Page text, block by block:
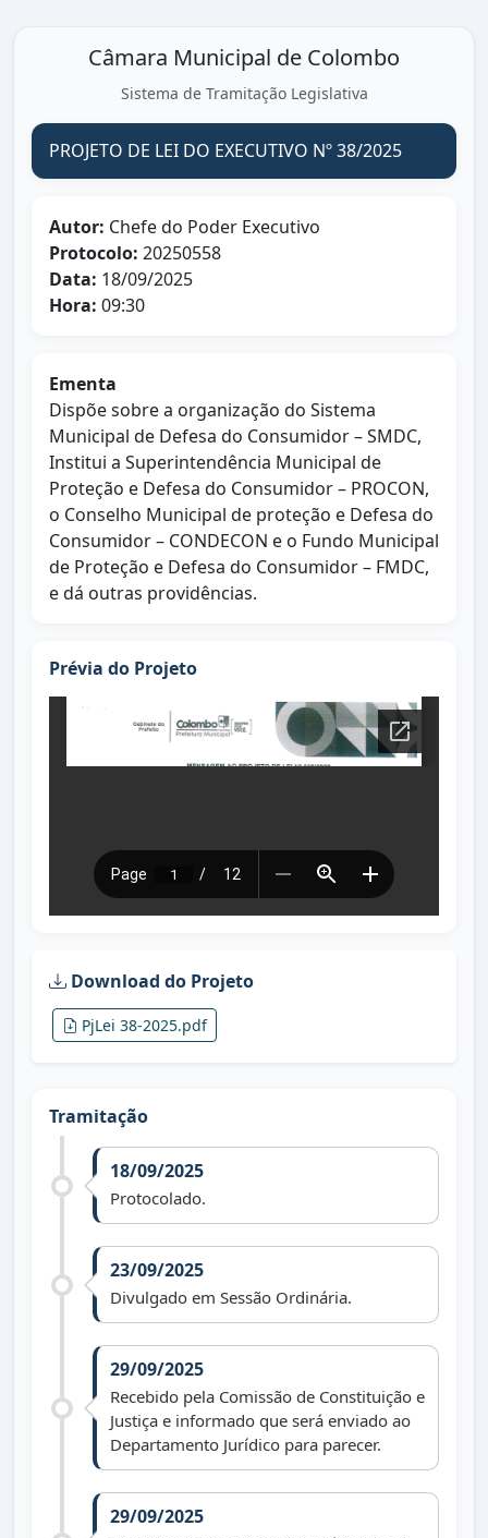
Câmara Municipal de Colombo
Sistema de Tramitação Legislativa
PROJETO DE LEI DO EXECUTIVO Nº 38/2025
Autor: Chefe do Poder Executivo
Protocolo: 20250558
Data: 18/09/2025
Hora: 09:30
Ementa
Dispõe sobre a organização do Sistema
Municipal de Defesa do Consumidor – SMDC,
Institui a Superintendência Municipal de
Proteção e Defesa do Consumidor – PROCON,
o Conselho Municipal de proteção e Defesa do
Consumidor – CONDECON e o Fundo Municipal
de Proteção e Defesa do Consumidor – FMDC,
e dá outras providências.
Prévia do Projeto
Download do Projeto
PjLei 38-2025.pdf
Tramitação
18/09/2025
Protocolado.
23/09/2025
Divulgado em Sessão Ordinária.
29/09/2025
Recebido pela Comissão de Constituição e
Justiça e informado que será enviado ao
Departamento Jurídico para parecer.
29/09/2025